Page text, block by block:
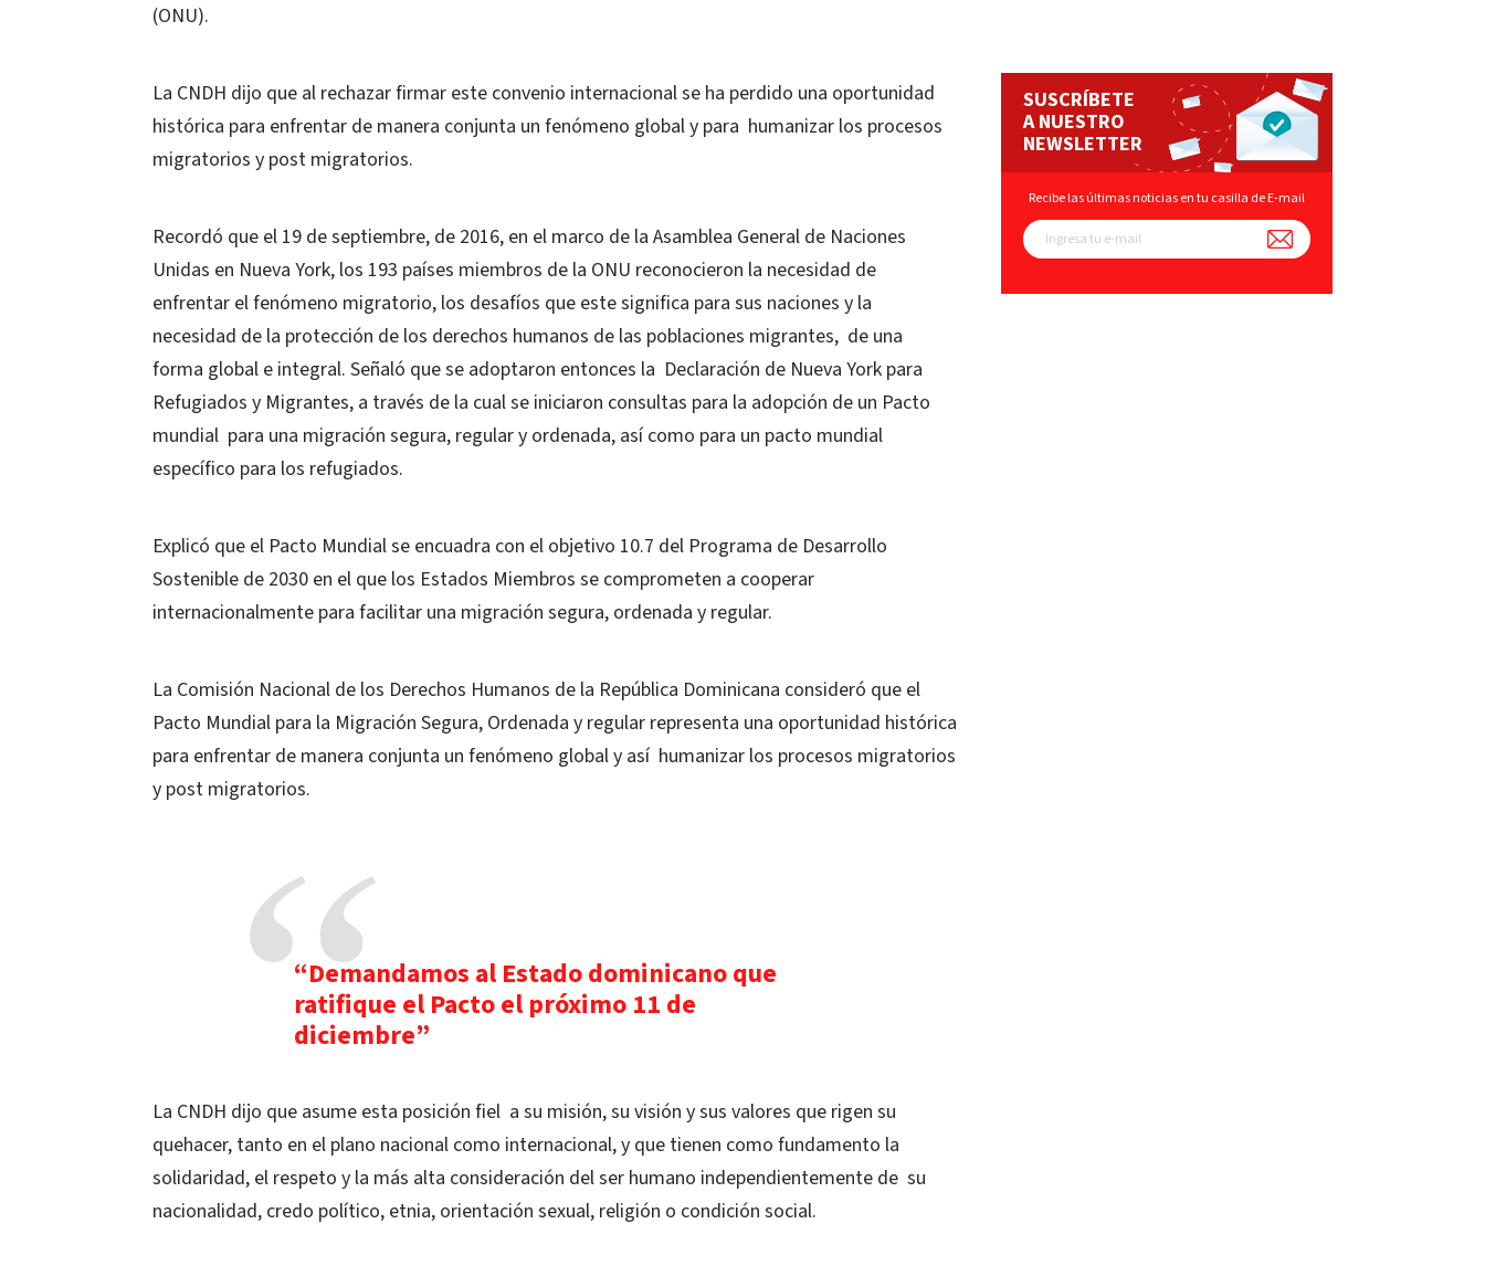
(ONU).
La CNDH dijo que al rechazar firmar este convenio internacional se ha perdido una oportunidad
histórica para enfrentar de manera conjunta un fenómeno global y para humanizar los procesos
migratorios y post migratorios.
Recordó que el 19 de septiembre, de 2016, en el marco de la Asamblea General de Naciones
Unidas en Nueva York, los 193 países miembros de la ONU reconocieron la necesidad de
enfrentar el fenómeno migratorio, los desafíos que este significa para sus naciones y la
necesidad de la protección de los derechos humanos de las poblaciones migrantes, de una
forma global e integral. Señaló que se adoptaron entonces la Declaración de Nueva York para
Refugiados y Migrantes, a través de la cual se iniciaron consultas para la adopción de un Pacto
mundial para una migración segura, regular y ordenada, así como para un pacto mundial
específico para los refugiados.
Explicó que el Pacto Mundial se encuadra con el objetivo 10.7 del Programa de Desarrollo
Sostenible de 2030 en el que los Estados Miembros se comprometen a cooperar
internacionalmente para facilitar una migración segura, ordenada y regular.
La Comisión Nacional de los Derechos Humanos de la República Dominicana consideró que el
Pacto Mundial para la Migración Segura, Ordenada y regular representa una oportunidad histórica
para enfrentar de manera conjunta un fenómeno global y así humanizar los procesos migratorios
y post migratorios.
“Demandamos al Estado dominicano que
ratifique el Pacto el próximo 11 de
diciembre”
La CNDH dijo que asume esta posición fiel a su misión, su visión y sus valores que rigen su
quehacer, tanto en el plano nacional como internacional, y que tienen como fundamento la
solidaridad, el respeto y la más alta consideración del ser humano independientemente de su
nacionalidad, credo político, etnia, orientación sexual, religión o condición social.
SUSCRÍBETE
A NUESTRO
NEWSLETTER
Recibe las últimas noticias en tu casilla de E-mail